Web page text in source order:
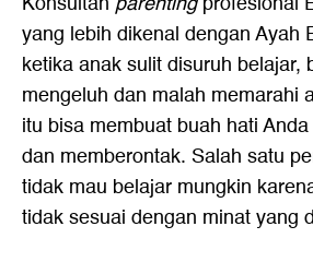
yang lebih dikenal dengan Ayah
ketika anak sulit disuruh belajar,
mengeluh dan malah memarahi
itu bisa membuat buah hati
dan memberontak. Salah satu
tidak mau belajar mungkin
tidak sesuai dengan minat yang